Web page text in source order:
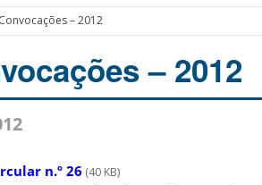
Convocações – 2012
– 2012
n.º 26 (40 KB)